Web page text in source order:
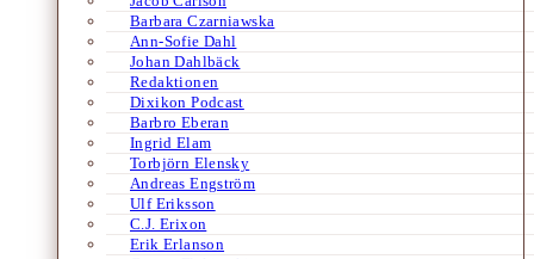
Barbara Czarniawska
Ann-Sofie Dahl
Johan Dahlbäck
Redaktionen
Dixikon Podcast
Barbro Eberan
Ingrid Elam
Torbjörn Elensky
Andreas Engström
Ulf Eriksson
C.J. Erixon
Erik Erlanson